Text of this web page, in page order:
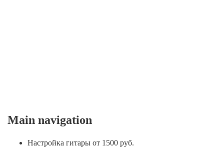
Main navigation
Настройка гитары от 1500 руб.